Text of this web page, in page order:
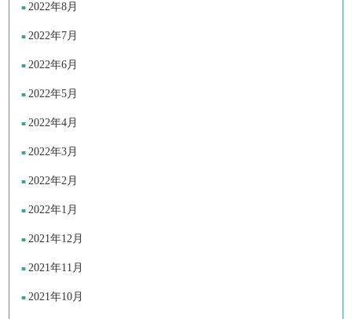
2022年8月
2022年7月
2022年6月
2022年5月
2022年4月
2022年3月
2022年2月
2022年1月
2021年12月
2021年11月
2021年10月